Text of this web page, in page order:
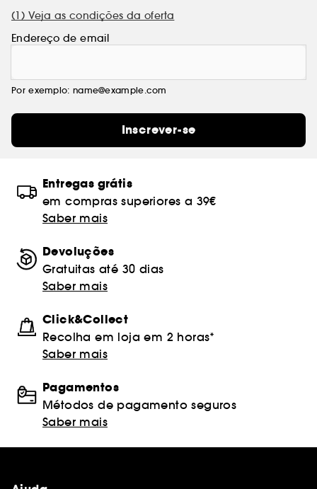
(1) Veja as condições da oferta
Endereço de email
Por exemplo: name@example.com
Inscrever-se
Entregas grátis
em compras superiores a 39€
Saber mais
Devoluções
Gratuitas até 30 dias
Saber mais
Click&Collect
Recolha em loja em 2 horas*
Saber mais
Pagamentos
Métodos de pagamento seguros
Saber mais